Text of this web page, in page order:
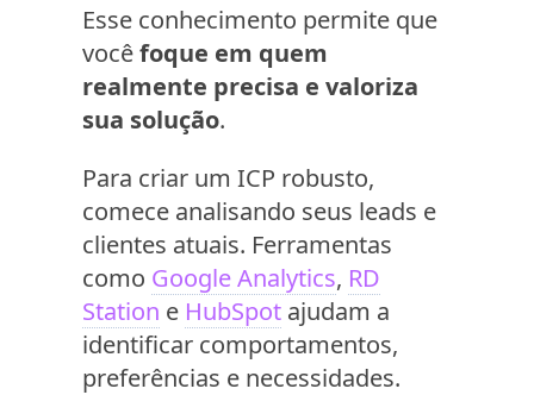
Esse conhecimento permite que
vocêfoque em quem
realmente precisa e valoriza
sua solução.
Para criar um ICP robusto,
comece analisando seus leads e
clientes atuais. Ferramentas
como Google Analytics, RD
Station e HubSpot ajudam a
identificar comportamentos,
preferências e necessidades.